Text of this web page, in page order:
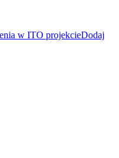
w ITO projekcieDodaj